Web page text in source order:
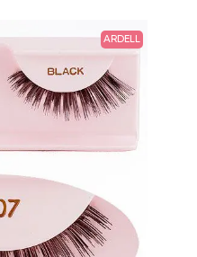
ARDELL